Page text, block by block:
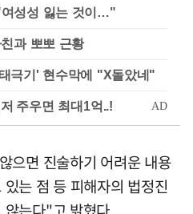
여성성 잃는 것이…"
과 뽀뽀 근황
극기' 현수막에 "X돌았네"
으면 진술하기 어려운 내용
는 점 등 피해자의 법정진